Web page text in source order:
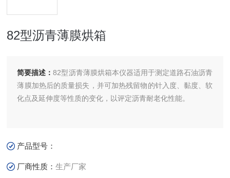
82型沥青薄膜烘箱
简要描述：82型沥青薄膜烘箱本仪器适用于测定道路石油沥青
薄膜加热后的质量损失，并可加热残留物的针入度、黏度、软
化点及延伸度等性质的变化，以评定沥青耐老化性能。
产品型号：
厂商性质：生产厂家